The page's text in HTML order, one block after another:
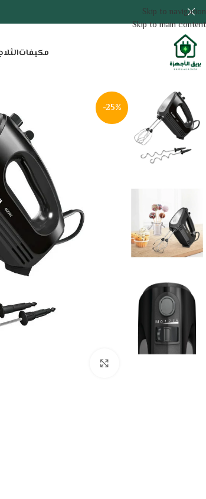
Skip to navigation
Skip to main content
مكيفات
-25%